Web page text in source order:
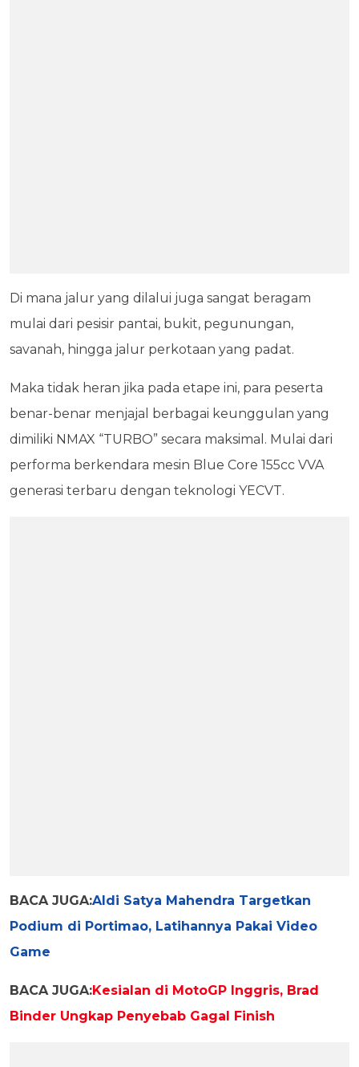
Di mana jalur yang dilalui juga sangat beragam
mulai dari pesisir pantai, bukit, pegunungan,
savanah, hingga jalur perkotaan yang padat.
Maka tidak heran jika pada etape ini, para peserta
benar-benar menjajal berbagai keunggulan yang
dimiliki NMAX “TURBO” secara maksimal. Mulai dari
performa berkendara mesin Blue Core 155cc VVA
generasi terbaru dengan teknologi YECVT.
BACA JUGA:Aldi Satya Mahendra Targetkan
Podium di Portimao, Latihannya Pakai Video
Game
BACA JUGA:Kesialan di MotoGP Inggris, Brad
Binder Ungkap Penyebab Gagal Finish